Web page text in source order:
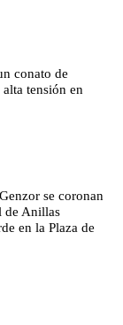
conato de
tensión en
se coronan
de Anillas
en la Plaza de